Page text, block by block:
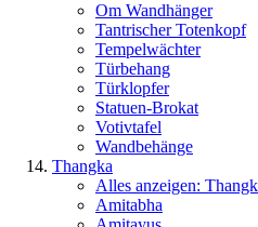
Om Wandhänger
Tantrischer Totenkopf
Tempelwächter
Türbehang
Türklopfer
Statuen-Brokat
Votivtafel
Wandbehänge
Thangka
Alles anzeigen:
Amitabha